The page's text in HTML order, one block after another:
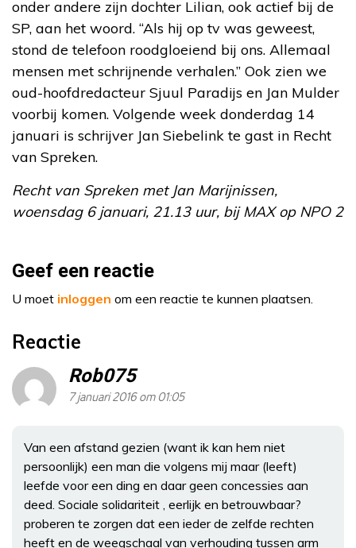
onder andere zijn dochter Lilian, ook actief bij de
SP, aan het woord. “Als hij op tv was geweest,
stond de telefoon roodgloeiend bij ons. Allemaal
mensen met schrijnende verhalen.” Ook zien we
oud-hoofdredacteur Sjuul Paradijs en Jan Mulder
voorbij komen. Volgende week donderdag 14
januari is schrijver Jan Siebelink te gast in Recht
van Spreken.
Recht van Spreken met Jan Marijnissen,
woensdag 6 januari, 21.13 uur, bij MAX op NPO 2
Geef een reactie
U moet inloggen om een reactie te kunnen plaatsen.
Reactie
Rob075
7 januari 2016 om 01:05
Van een afstand gezien (want ik kan hem niet
persoonlijk) een man die volgens mij maar (leeft)
leefde voor een ding en daar geen concessies aan
deed. Sociale solidariteit , eerlijk en betrouwbaar?
proberen te zorgen dat een ieder de zelfde rechten
heeft en de weegschaal van verhouding tussen arm